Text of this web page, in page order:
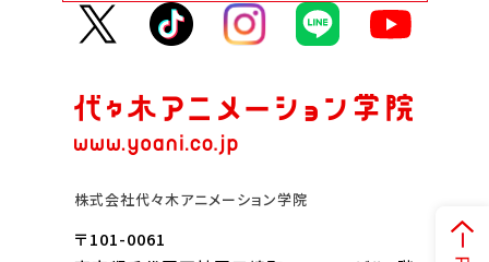
株式会社代々木アニメーション学院
〒101-0061